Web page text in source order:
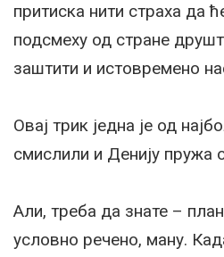
притиска нити страха да
подсмеху од стране
заштити и истовремено
Овај трик једна је од
смислили и Денију пружа
Али, треба да знате – план
условно речено, ману.